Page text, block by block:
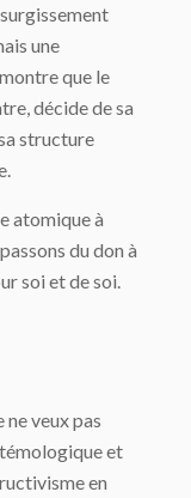
surgissement
une
que le
décide de sa
structure
atomique à
du don à
soi et de soi.
ne veux pas
et
en